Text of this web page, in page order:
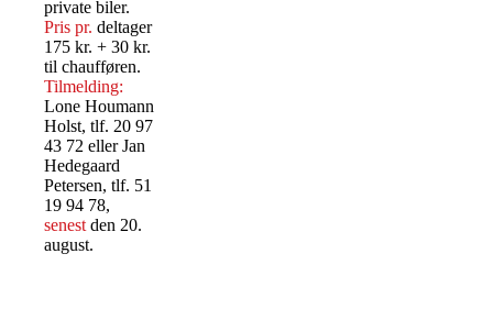
private biler.
Pris pr. deltager
175 kr. + 30 kr.
til chaufføren.
Tilmelding:
Lone Houmann
Holst, tlf. 20 97
43 72 eller Jan
Hedegaard
Petersen, tlf. 51
19 94 78,
senest den 20.
august.